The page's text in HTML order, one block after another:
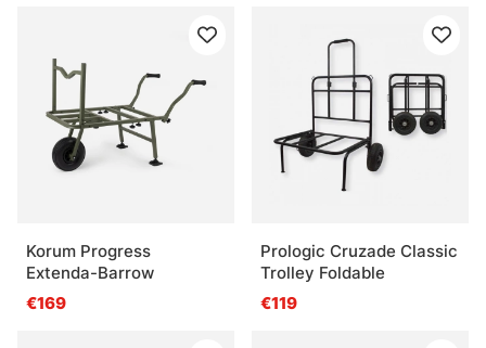
Korum Progress
Extenda-Barrow
€169
Prologic Cruzade Classic
Trolley Foldable
€119